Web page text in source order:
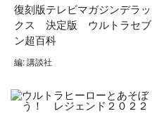
復刻版テレビマガジンデラッ
クス 決定版 ウルトラセブ
ン超百科
編: 講談社